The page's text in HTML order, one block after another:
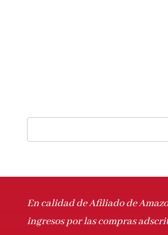
En calidad de Afiliado de
ingresos por las compras